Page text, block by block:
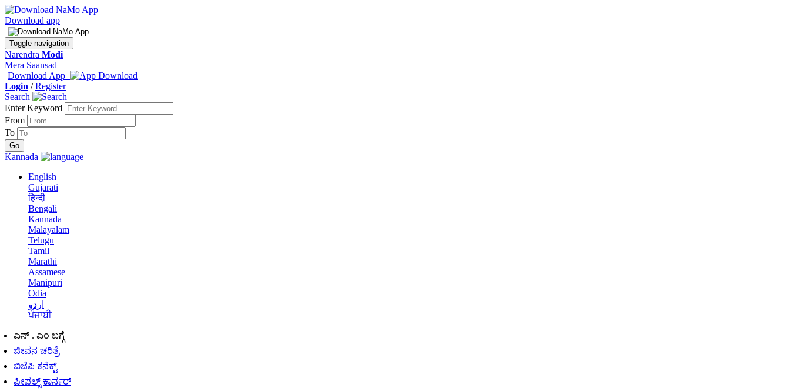
Download app
Toggle navigation
Narendra Modi
Mera Saansad
Download App
Login /Register
Search
Enter Keyword
From
To
Kannada
English
Gujarati
हिन्दी
Bengali
Kannada
Malayalam
Telugu
Tamil
Marathi
Assamese
Manipuri
Odia
اردو
ਪੰਜਾਬੀ
ಎನ್ . ಎಂ ಬಗ್ಗೆ
ಜೀವನ ಚರಿತ್ರೆ
ಬಿಜೆಪಿ ಕನೆಕ್ಟ್
ಪೀಪಲ್ಸ್ ಕಾರ್ನರ್